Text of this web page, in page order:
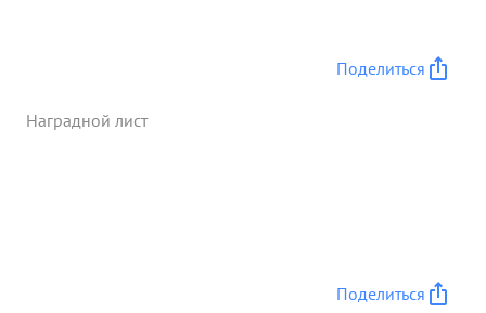
батареи, ,2 НП,1 зенитная батарея, подавлены 3
противникам артиллерийских батарей бнаружено
Поделиться
Наградной лист
Поделиться